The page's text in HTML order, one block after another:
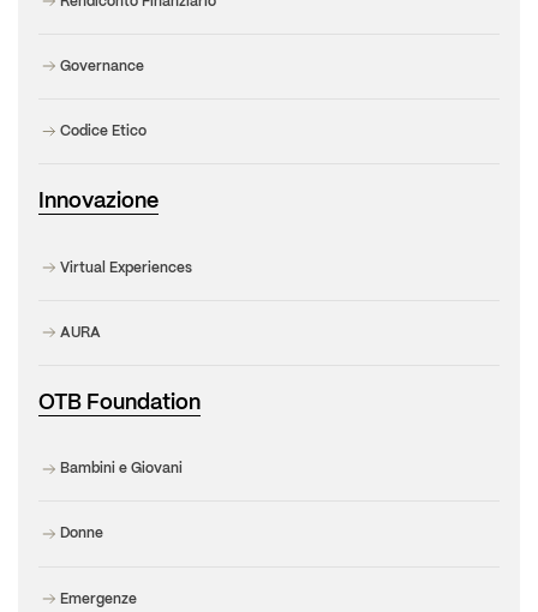
Governance
Codice Etico
Innovazione
Virtual Experiences
AURA
OTB Foundation
Bambini e Giovani
Donne
Emergenze